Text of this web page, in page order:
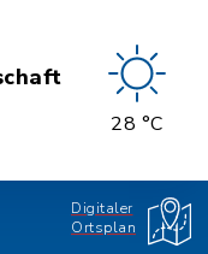
28 °C
Digitaler
Ortsplan